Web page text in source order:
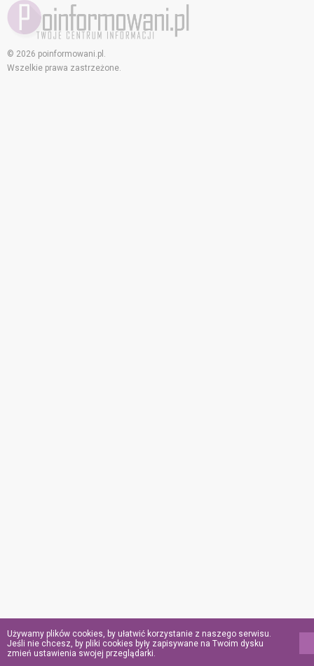
© 2026 poinformowani.pl.
Wszelkie prawa zastrzeżone.
Używamy plików cookies, by ułatwić korzystanie z naszego serwisu.
Jeśli nie chcesz, by pliki cookies były zapisywane na Twoim dysku
zmień ustawienia swojej przeglądarki.